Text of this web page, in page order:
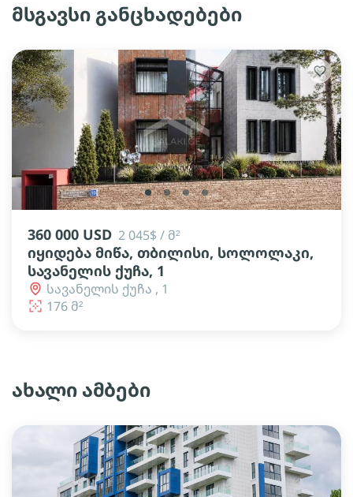
მსგავსი განცხადებები
lens lens lens lens
360 000 USD 2 045$ / მ²
იყიდება მიწა, თბილისი, სოლოლაკი,
სავანელის ქუჩა, 1
სავანელის ქუჩა , 1
176 მ²
ახალი ამბები